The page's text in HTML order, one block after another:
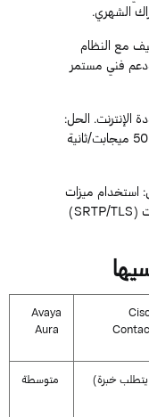
الشهري.
مع النظام
فني مستمر
الإنترنت. الحل:
50 ميجابت/ثانية
: استخدام ميزات
(
SRTP/TLS
)
Avaya
Aura
متوسطة خبرة)